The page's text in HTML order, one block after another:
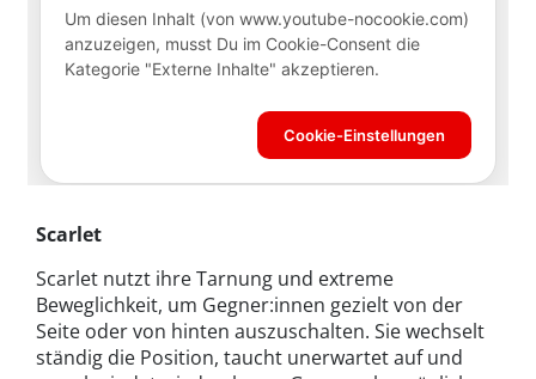
Scarlet
Scarlet nutzt ihre Tarnung und extreme
Beweglichkeit, um Gegner:innen gezielt von der
Seite oder von hinten auszuschalten. Sie wechselt
ständig die Position, taucht unerwartet auf und